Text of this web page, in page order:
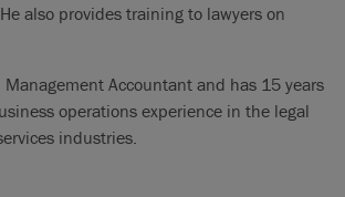
also provides training to lawyers on
Management Accountant and has 15 years
operations experience in the legal
industries.